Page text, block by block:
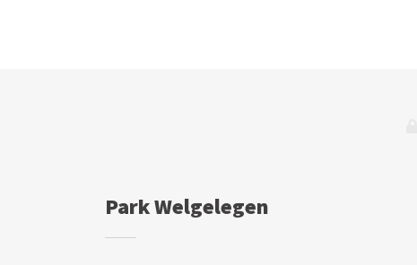
Park Welgelegen